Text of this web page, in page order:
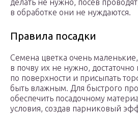
делать не нужно, посев
в обработке они не нуждаются.
Правила посадки
Семена цветка очень
в почву их не нужно, достаточно
по поверхности и присыпать
быть влажным. Для быстрого
обеспечить посадочному
условия, создав парниковый